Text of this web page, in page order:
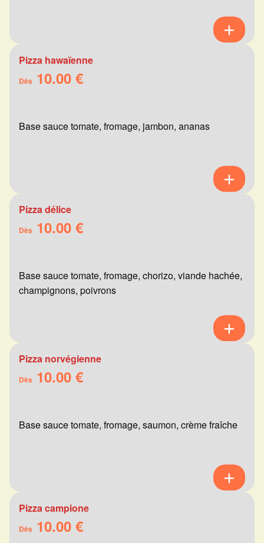
Pizza hawaïenne
Dès 10.00 €
Base sauce tomate, fromage, jambon, ananas
Pizza délice
Dès 10.00 €
Base sauce tomate, fromage, chorizo, viande hachée,
champignons, poivrons
Pizza norvégienne
Dès 10.00 €
Base sauce tomate, fromage, saumon, crème fraîche
Pizza campione
Dès 10.00 €